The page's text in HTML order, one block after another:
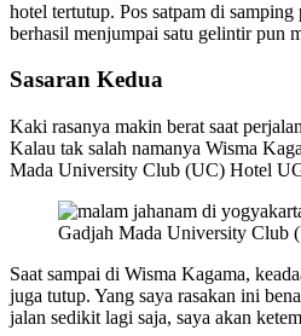
hotel tertutup. Pos satpam di
berhasil menjumpai satu gelintir pun
Sasaran Kedua
Kaki rasanya makin berat saat
Kalau tak salah namanya Wisma
Mada University Club (UC) Hotel
Gadjah Mada University Club
Saat sampai di Wisma Kagama,
juga tutup. Yang saya rasakan ini
jalan sedikit lagi saja, saya akan